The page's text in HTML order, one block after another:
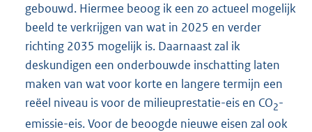
gebouwd. Hiermee beoog ik een zo actueel mogelijk
beeld te verkrijgen van wat in 2025 en verder
richting 2035 mogelijk is. Daarnaast zal ik
deskundigen een onderbouwde inschatting laten
maken van wat voor korte en langere termijn een
reëel niveau is voor de milieuprestatie-eis en CO2-
emissie-eis. Voor de beoogde nieuwe eisen zal ook